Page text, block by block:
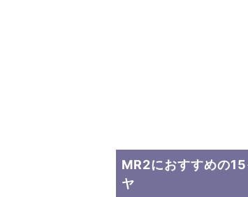
MR2におすすめの
ヤ